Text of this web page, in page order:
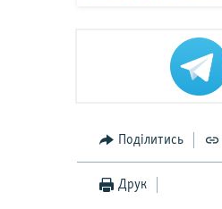
Поділитись
Друк